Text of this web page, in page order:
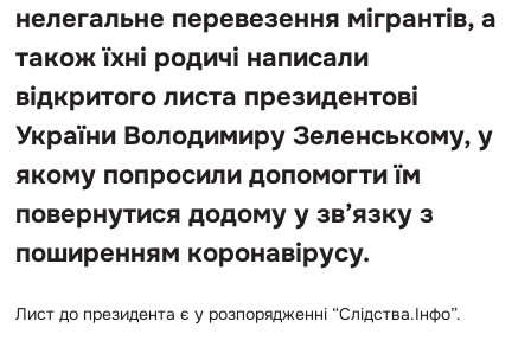
нелегальне перевезення мігрантів, а
також їхні родичі написали
відкритого листа президентові
України Володимиру Зеленському, у
якому попросили допомогти їм
повернутися додому у зв’язку з
поширенням коронавірусу.
Лист до президента є у розпорядженні “Слідства.Інфо”.